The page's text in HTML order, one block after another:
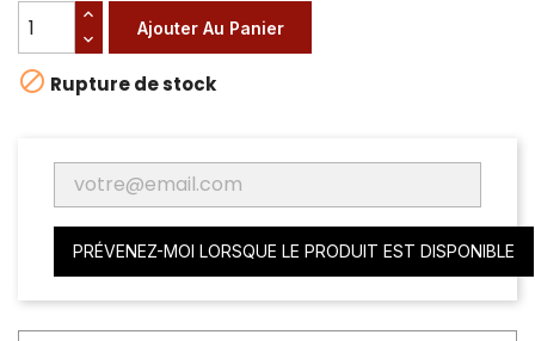
Ajouter Au Panier
 Rupture de stock
PRÉVENEZ-MOI LORSQUE LE PRODUIT EST DISPONIBLE